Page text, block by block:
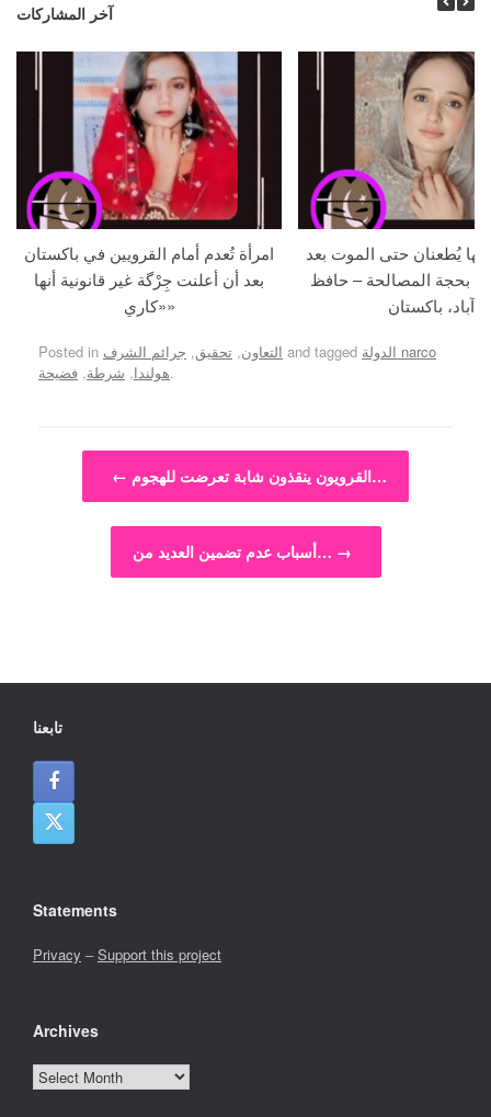
آخر المشاركات
امرأة تُعدم أمام القرويين في باكستان
بعد أن أعلنت جِرْگة غير قانونية أنها
«كاري»
يُطعنان حتى الموت بعد
بحجة المصالحة – حافظ
آباد، باكستان
Posted in التعاون, تحقيق, جرائم الشرف and tagged الدولة narco
هولندا, شرطة, فضيحة .
Post navigation
← القرويون ينقذون شابة تعرضت للهجوم…
أسباب عدم تضمين العديد من… →
تابعنا
Statements
Privacy –Support this project
Archives
Archives